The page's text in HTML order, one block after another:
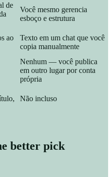
de
Você mesmo gerencia
esboço e estrutura
ao
Texto em um chat que você
copia manualmente
Nenhum — você publica
em outro lugar por conta
própria
Não incluso
better pick